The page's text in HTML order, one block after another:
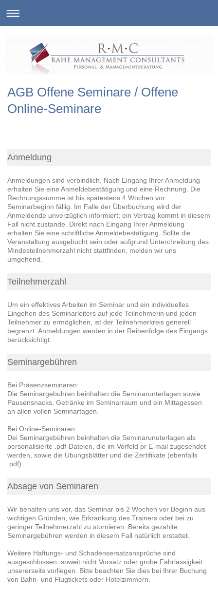
AGB Offene Seminare / Offene
Online-Seminare
Anmeldung
Anmeldungen sind verbindlich. Nach Eingang Ihrer Anmeldung
erhalten Sie eine Anmeldebestätigung und eine Rechnung. Die
Rechnungssumme ist bis spätestens 4 Wochen vor
Seminarbeginn fällig. Im Falle der Überbuchung wird der
Anmeldende unverzüglich informiert; ein Vertrag kommt in diesem
Fall nicht zustande. Direkt nach Eingang Ihrer Anmeldung
erhalten Sie eine schriftliche Anmeldebestätigung. Sollte die
Veranstaltung ausgebucht sein oder aufgrund Unterchreitung des
Mindesteilnehmerzahl nicht stattfinden, melden wir uns
umgehend.
Teilnehmerzahl
Um ein effektives Arbeiten im Seminar und ein individuelles
Eingehen des Seminarleiters auf jede Teilnehmerin und jeden
Teilnehmer zu ermöglichen, ist der Teilnehmerkreis generell
begrenzt. Anmeldungen werden in der Reihenfolge des Eingangs
berücksichtigt.
Seminargebühren
Bei Präsenzseminaren:
Die Seminargebühren beinhalten die Seminarunterlagen sowie
Pausensnacks, Getränke im Seminarraum und ein Mittagessen
an allen vollen Seminartagen.
Bei Online-Seminaren:
Dei Seminargebühren beinhalten die Seminarunuterlagen als
personalisierte .pdf-Dateien, die im Vorfeld pr E-mail zugesendet
werden, sowie die Übungsblätter und die Zertifikate (ebenfalls
.pdf).
Absage von Seminaren
Wir behalten uns vor, das Seminar bis 2 Wochen vor Beginn aus
wichtigen Gründen, wie Erkrankung des Trainers oder bei zu
geringer Teilnehmerzahl zu stornieren. Bereits gezahlte
Seminargebühren werden in diesem Fall natürlich erstattet.
Weitere Haftungs- und Schadensersatzansprüche sind
ausgeschlossen, soweit nicht Vorsatz oder grobe Fahrlässigkeit
unsererseits vorliegen. Bitte beachten Sie dies bei Ihrer Buchung
von Bahn- und Flugtickets oder Hotelzimmern.